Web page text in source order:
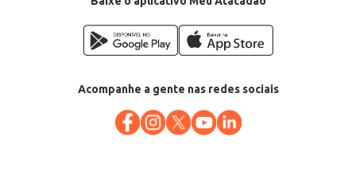
Acompanhe a gente nas redes sociais